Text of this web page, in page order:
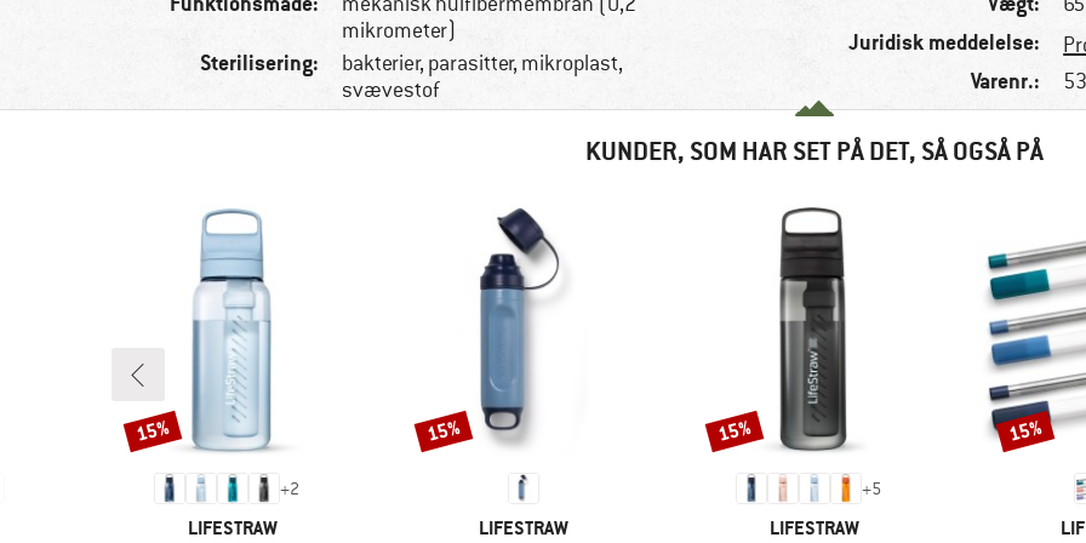
mikrometer)
Sterilisering:
bakterier, parasitter, mikroplast,
svævestof
Juridisk meddelelse:
Varenr.:
KUNDER, SOM HAR SET PÅ DET, SÅ OGSÅ PÅ
+2
MÆRKE
LIFESTRAW
Rabat
15%
MÆRKE
LIFESTRAW
Rabat
15%
+5
MÆRKE
LIFESTRAW
Rabat
15% Rabat
15%